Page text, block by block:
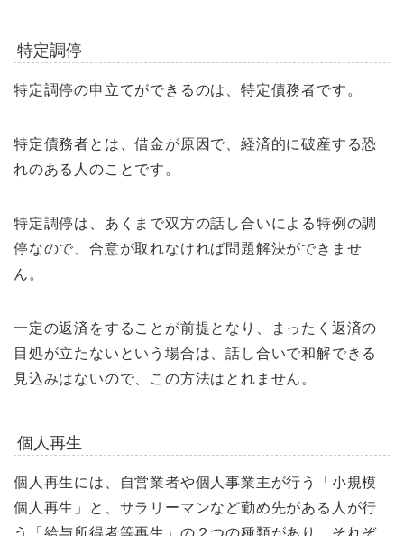
特定調停
特定調停の申立てができるのは、特定債務者です。
特定債務者とは、借金が原因で、経済的に破産する恐
れのある人のことです。
特定調停は、あくまで双方の話し合いによる特例の調
停なので、合意が取れなければ問題解決ができませ
ん。
一定の返済をすることが前提となり、まったく返済の
目処が立たないという場合は、話し合いで和解できる
見込みはないので、この方法はとれません。
個人再生
個人再生には、自営業者や個人事業主が行う「小規模
個人再生」と、サラリーマンなど勤め先がある人が行